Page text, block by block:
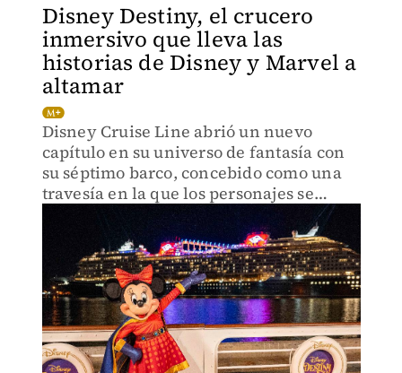
Disney Destiny, el crucero
inmersivo que lleva las
historias de Disney y Marvel a
altamar
Disney Cruise Line abrió un nuevo
capítulo en su universo de fantasía con
su séptimo barco, concebido como una
travesía en la que los personajes se
disputan la aventura en el mar